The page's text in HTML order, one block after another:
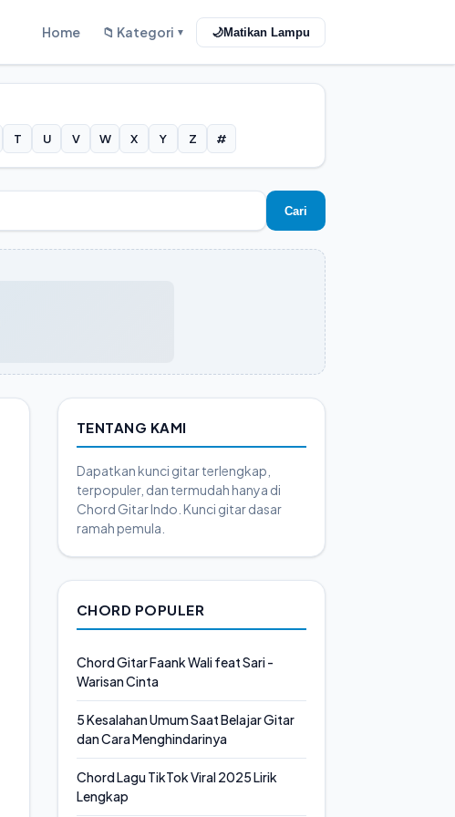
Home 📁 Kategori ▼ 🌙Matikan Lampu
T U V W X Y Z #
Cari
TENTANG KAMI
Dapatkan kunci gitar terlengkap,
terpopuler, dan termudah hanya di
Chord Gitar Indo. Kunci gitar dasar
ramah pemula.
CHORD POPULER
Chord Gitar Faank Wali feat Sari -
Warisan Cinta
5 Kesalahan Umum Saat Belajar Gitar
dan Cara Menghindarinya
Chord Lagu TikTok Viral 2025 Lirik
Lengkap